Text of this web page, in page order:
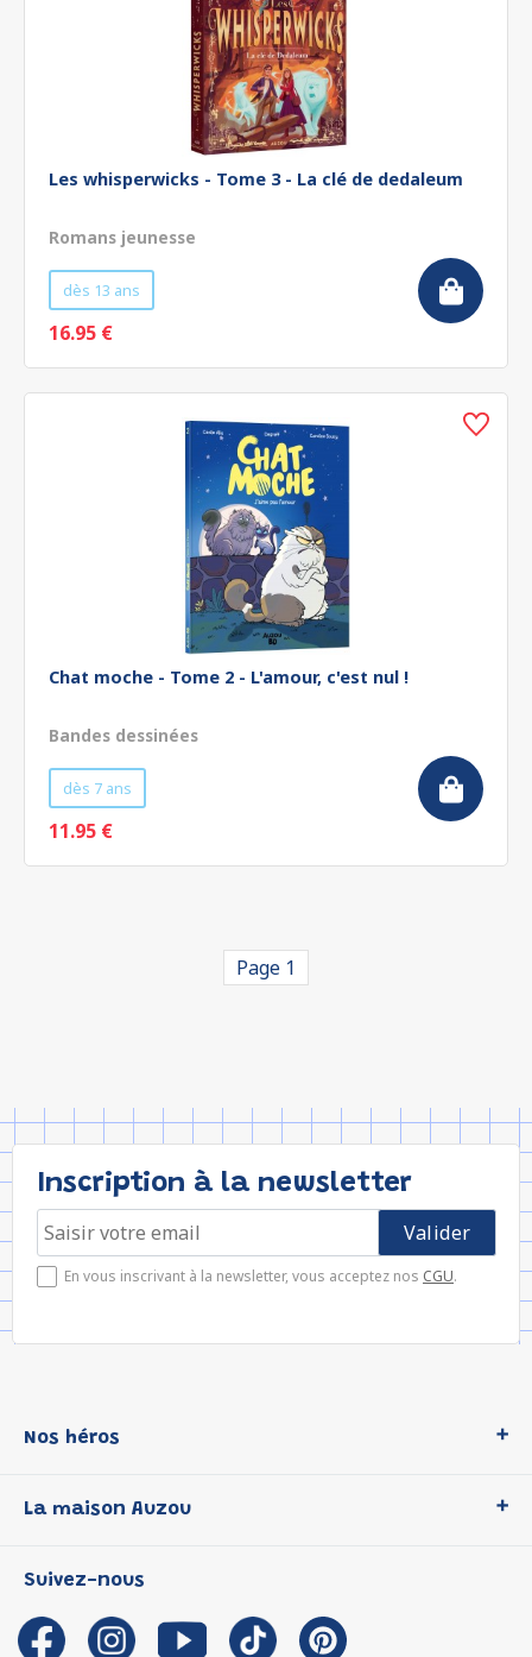
Les whisperwicks - Tome 3 - La clé de dedaleum
Romans jeunesse
dès 13 ans
16.95 €
Chat moche - Tome 2 - L'amour, c'est nul !
Bandes dessinées
dès 7 ans
11.95 €
Page 1
Inscription à la newsletter
En vous inscrivant à la newsletter, vous acceptez nos CGU.
Nos héros
P'tit Loup
Les Influenceuses
Migali
La maison Auzou
Notre histoire
Auzou s'engage
Suivez-nous